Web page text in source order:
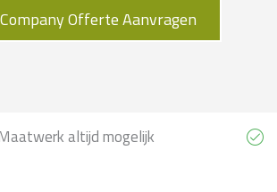
Offerte Aanvragen
altijd mogelijk